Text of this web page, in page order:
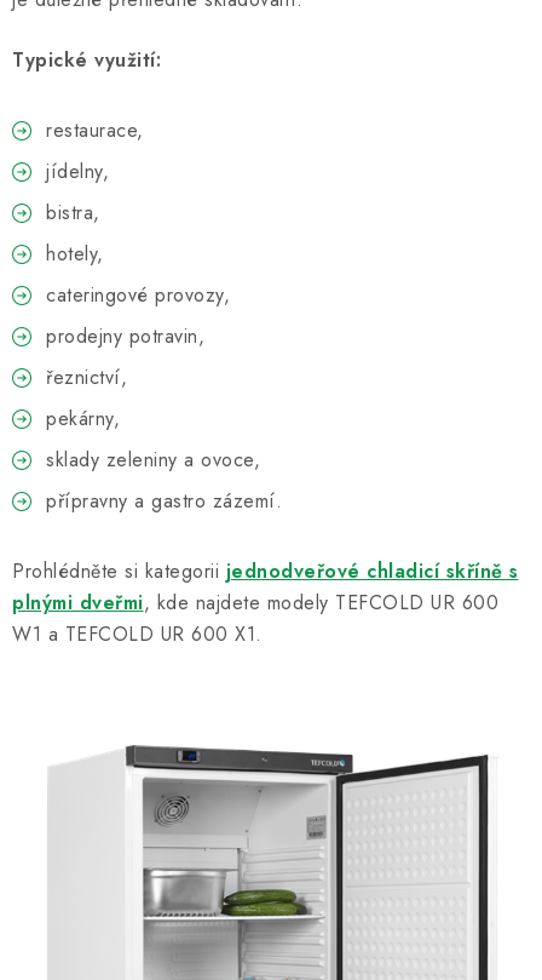
Typické využití:
restaurace,
jídelny,
bistra,
hotely,
cateringové provozy,
prodejny potravin,
řeznictví,
pekárny,
sklady zeleniny a ovoce,
přípravny a gastro zázemí.
Prohlédněte si kategorii jednodveřové chladicí skříně s
plnými dveřmi, kde najdete modely TEFCOLD UR 600
W1 a TEFCOLD UR 600 X1.